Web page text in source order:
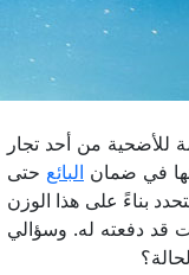
للأضحية من أحد تجار
في ضمان البائع حتى
بناءً على هذا الوزن
قد دفعته له. وسؤالي